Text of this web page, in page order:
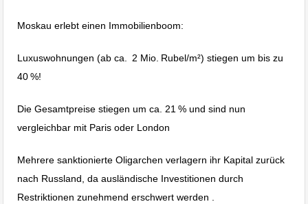
Moskau erlebt einen Immobilienboom:
Luxuswohnungen (ab ca. 2 Mio. Rubel/m²) stiegen um bis zu
40 %!
Die Gesamtpreise stiegen um ca. 21 % und sind nun
vergleichbar mit Paris oder London
Mehrere sanktionierte Oligarchen verlagern ihr Kapital zurück
nach Russland, da ausländische Investitionen durch
Restriktionen zunehmend erschwert werden .